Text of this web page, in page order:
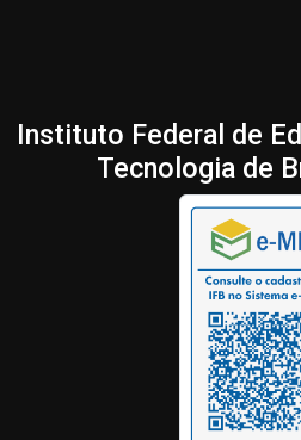
Instituto Federal de
Tecnologia de